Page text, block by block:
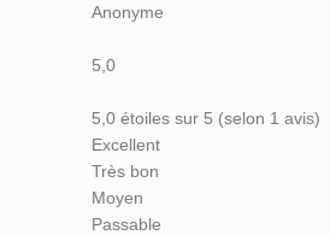
Anonyme
5,0
5,0 étoiles sur 5 (selon 1 avis)
Excellent
Très bon
Moyen
Passable